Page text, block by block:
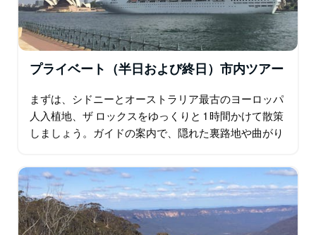
プライベート（半日および終日）市内ツアー
まずは、シドニーとオーストラリア最古のヨーロッパ
人入植地、ザ ロックスをゆっくりと 1 時間かけて散策
しましょう。ガイドの案内で、隠れた裏路地や曲がり
歴史的建造物を発見してください…